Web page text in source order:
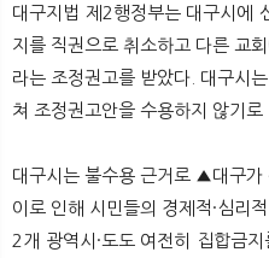
뉴
대구지법 제2행정부는 대구시에
지를 직권으로 취소하고 다른 교
라는 조정권고를 받았다. 대구시
쳐 조정권고안을 수용하지 않기
대구시는 불수용 근거로 ▲대구
이로 인해 시민들의 경제적·심리
2개 광역시·도도 여전히 집합금